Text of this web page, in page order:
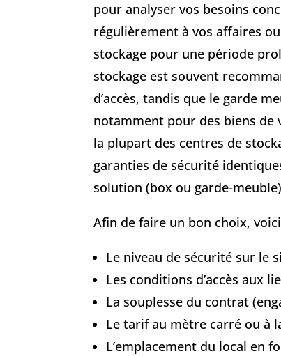
pour analyser vos besoins
régulièrement à vos affaires
stockage pour une période
stockage est souvent
d’accès, tandis que le garde
notamment pour des biens de
la plupart des centres de
garanties de sécurité
solution (box ou garde-
Afin de faire un bon choix,
Le niveau de sécurité sur le
Les conditions d’accès aux
La souplesse du contrat
Le tarif au mètre carré ou à
L’emplacement du local en